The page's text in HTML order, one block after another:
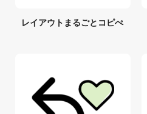
レイアウトまるごとコピぺ